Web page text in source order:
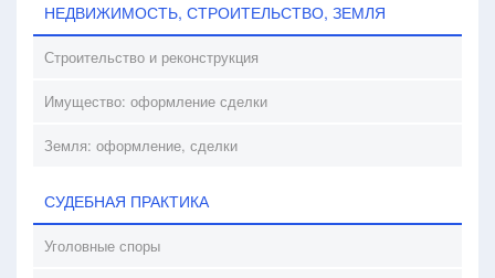
НЕДВИЖИМОСТЬ, СТРОИТЕЛЬСТВО, ЗЕМЛЯ
Строительство и реконструкция
Имущество: оформление сделки
Земля: оформление, сделки
СУДЕБНАЯ ПРАКТИКА
Уголовные споры